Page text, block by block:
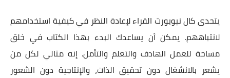
يتحدى كال نيوبورت القراء لإعادة النظر في كيفية استخدامهم
لانتباههم. يمكن أن يساعدك البدء بهذا الكتاب في خلق
مساحة للعمل الهادف والتعلم والتأمل. إنه مثالي لكل من
يشعر بالانشغال دون تحقيق الذات، والإنتاجية دون الشعور